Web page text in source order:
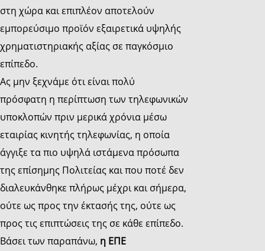
στη χώρα και επιπλέον αποτελούν
εμπορεύσιμο προϊόν εξαιρετικά υψηλής
χρηματιστηριακής αξίας σε παγκόσμιο
επίπεδο.
Ας μην ξεχνάμε ότι είναι πολύ
πρόσφατη η περίπτωση των τηλεφωνικών
υποκλοπών πριν μερικά χρόνια μέσω
εταιρίας κινητής τηλεφωνίας, η οποία
άγγιξε τα πιο υψηλά ιστάμενα πρόσωπα
της επίσημης Πολιτείας και που ποτέ δεν
διαλευκάνθηκε πλήρως μέχρι και σήμερα,
ούτε ως προς την έκτασής της, ούτε ως
προς τις επιπτώσεις της σε κάθε επίπεδο.
Βάσει των παραπάνω, η ΕΠΕ